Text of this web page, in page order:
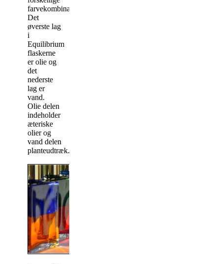
farvekombinationer/flasker.
Det
øverste lag
i
Equilibrium
flaskerne
er olie og
det
nederste
lag er
vand.
Olie delen
indeholder
æteriske
olier og
vand delen
planteudtræk.